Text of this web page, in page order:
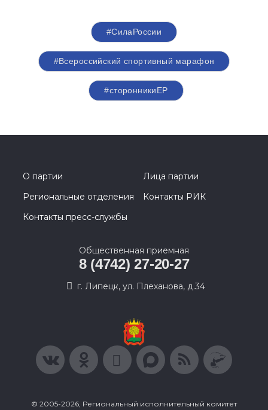
#СилаРоссии
#Всероссийский спортивный марафон
#сторонникиЕР
О партии
Лица партии
Региональные отделения
Контакты РИК
Контакты пресс-службы
Общественная приемная
8 (4742) 27-20-27
г. Липецк, ул. Плеханова, д.34
© 2005-2026, Региональный исполнительный комитет